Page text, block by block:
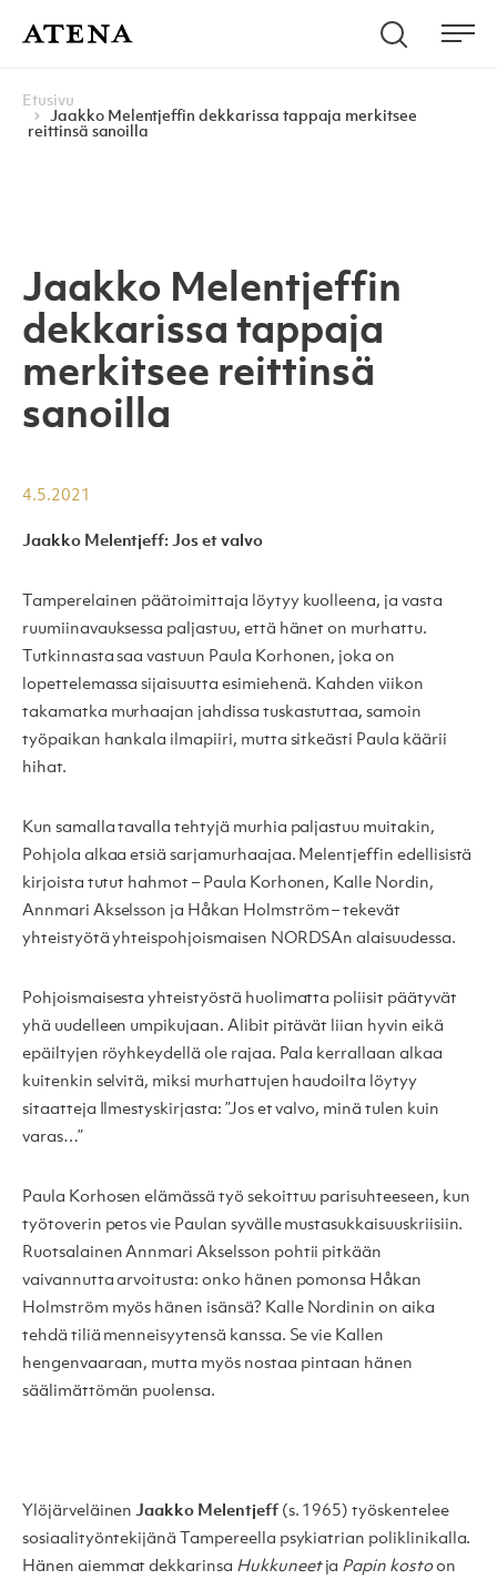
Atena Kustannus Hae
Navigoi
Etusivu
Jaakko Melentjeffin dekkarissa tappaja merkitsee
reittinsä sanoilla
Jaakko Melentjeffin
dekkarissa tappaja
merkitsee reittinsä
sanoilla
4.5.2021
Jaakko Melentjeff: Jos et valvo
Tamperelainen päätoimittaja löytyy kuolleena, ja vasta
ruumiinavauksessa paljastuu, että hänet on murhattu.
Tutkinnasta saa vastuun Paula Korhonen, joka on
lopettelemassa sijaisuutta esimiehenä. Kahden viikon
takamatka murhaajan jahdissa tuskastuttaa, samoin
työpaikan hankala ilmapiiri, mutta sitkeästi Paula käärii
hihat.
Kun samalla tavalla tehtyjä murhia paljastuu muitakin,
Pohjola alkaa etsiä sarjamurhaajaa. Melentjeffin edellisistä
kirjoista tutut hahmot – Paula Korhonen, Kalle Nordin,
Annmari Akselsson ja Håkan Holmström – tekevät
yhteistyötä yhteispohjoismaisen NORDSAn alaisuudessa.
Pohjoismaisesta yhteistyöstä huolimatta poliisit päätyvät
yhä uudelleen umpikujaan. Alibit pitävät liian hyvin eikä
epäiltyjen röyhkeydellä ole rajaa. Pala kerrallaan alkaa
kuitenkin selvitä, miksi murhattujen haudoilta löytyy
sitaatteja Ilmestyskirjasta: ”Jos et valvo, minä tulen kuin
varas…”
Paula Korhosen elämässä työ sekoittuu parisuhteeseen, kun
työtoverin petos vie Paulan syvälle mustasukkaisuuskriisiin.
Ruotsalainen Annmari Akselsson pohtii pitkään
vaivannutta arvoitusta: onko hänen pomonsa Håkan
Holmström myös hänen isänsä? Kalle Nordinin on aika
tehdä tiliä menneisyytensä kanssa. Se vie Kallen
hengenvaaraan, mutta myös nostaa pintaan hänen
säälimättömän puolensa.
YlöjärveläinenJaakko Melentjeff(s. 1965) työskentelee
sosiaalityöntekijänä Tampereella psykiatrian poliklinikalla.
Hänen aiemmat dekkarinsa Hukkuneetja Papin kostoon